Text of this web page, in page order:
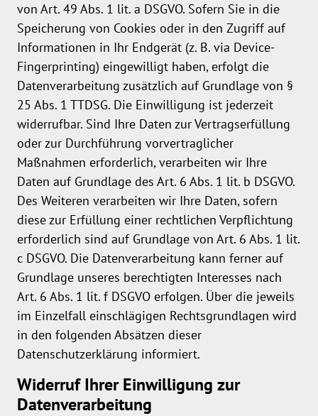
von Art. 49 Abs. 1 lit. a DSGVO. Sofern Sie in die
Speicherung von Cookies oder in den Zugriff auf
Informationen in Ihr Endgerät (z. B. via Device-
Fingerprinting) eingewilligt haben, erfolgt die
Datenverarbeitung zusätzlich auf Grundlage von §
25 Abs. 1 TTDSG. Die Einwilligung ist jederzeit
widerrufbar. Sind Ihre Daten zur Vertragserfüllung
oder zur Durchführung vorvertraglicher
Maßnahmen erforderlich, verarbeiten wir Ihre
Daten auf Grundlage des Art. 6 Abs. 1 lit. b DSGVO.
Des Weiteren verarbeiten wir Ihre Daten, sofern
diese zur Erfüllung einer rechtlichen Verpflichtung
erforderlich sind auf Grundlage von Art. 6 Abs. 1 lit.
c DSGVO. Die Datenverarbeitung kann ferner auf
Grundlage unseres berechtigten Interesses nach
Art. 6 Abs. 1 lit. f DSGVO erfolgen. Über die jeweils
im Einzelfall einschlägigen Rechtsgrundlagen wird
in den folgenden Absätzen dieser
Datenschutzerklärung informiert.
Widerruf Ihrer Einwilligung zur
Datenverarbeitung